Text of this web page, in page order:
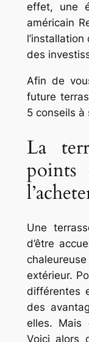
effet, une
américain
des
Afin de
future
5 conseils à
La
points
Une
d’être
extérieur.
différentes
des
elles. Mais
Voici alors